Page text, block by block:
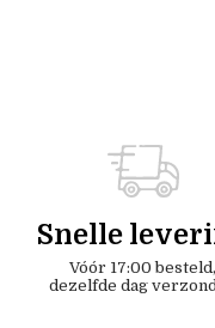
Snelle
Vóór 17:00 besteld,
dezelfde dag